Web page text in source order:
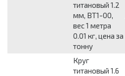
титановый 1.2
мм, ВТ1-00,
вес 1 метра
0.01 кг, цена за
тонну
Круг
титановый 1.6